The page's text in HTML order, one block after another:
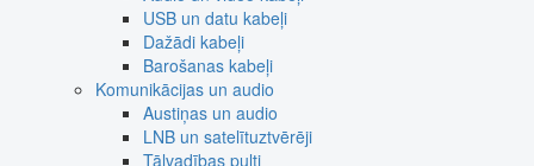
USB un datu kabeļi
Dažādi kabeļi
Barošanas kabeļi
Komunikācijas un audio
Austiņas un audio
LNB un satelītuztvērēji
Tālvadības pulti